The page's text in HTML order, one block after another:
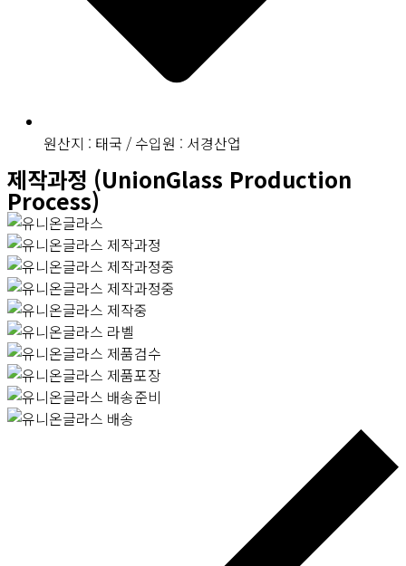
원산지 : 태국 / 수입원 : 서경산업
제작과정 (UnionGlass Production
Process)